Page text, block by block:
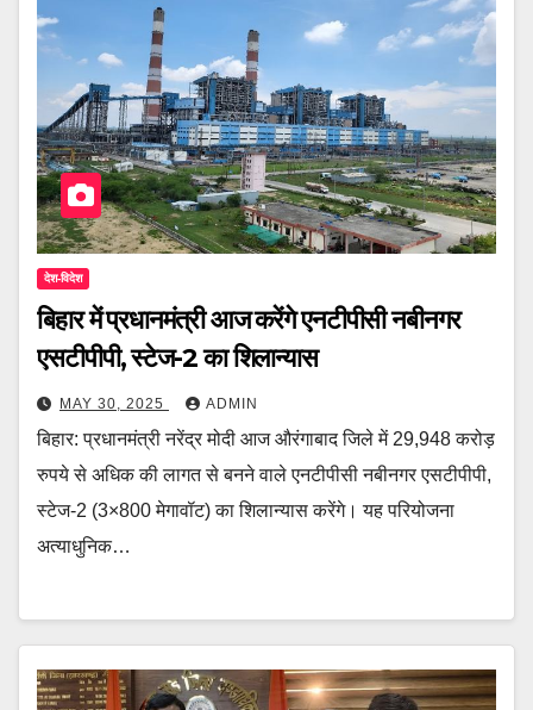
देश-विदेश
बिहार में प्रधानमंत्री आज करेंगे एनटीपीसी नबीनगर
एसटीपीपी, स्टेज-2 का शिलान्यास
MAY 30, 2025 ADMIN
बिहार: प्रधानमंत्री नरेंद्र मोदी आज औरंगाबाद जिले में 29,948 करोड़
रुपये से अधिक की लागत से बनने वाले एनटीपीसी नबीनगर एसटीपीपी,
स्टेज-2 (3×800 मेगावॉट) का शिलान्यास करेंगे। यह परियोजना
अत्याधुनिक…